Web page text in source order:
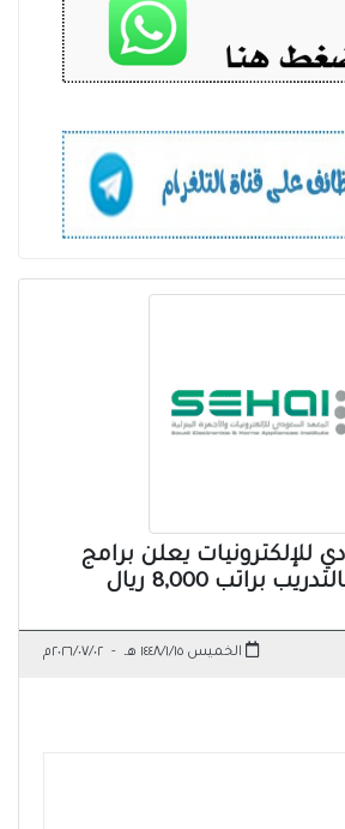
للإلكترونيات يعلن برامج
براتب 8,000 ريال
الخميس ١٤٤٨/١/١٥ هـ - ٢٠٢٦/٠٧/٠٢م